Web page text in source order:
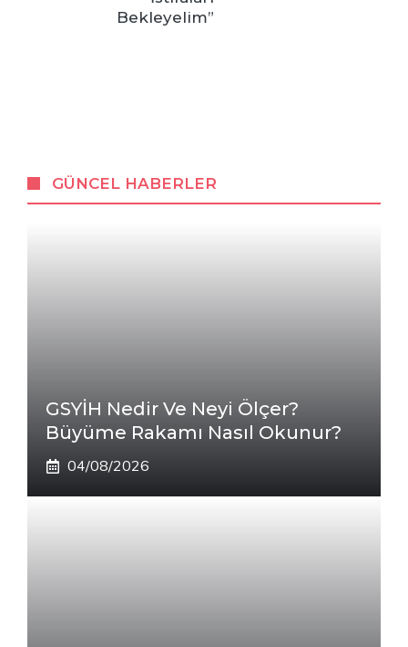
Bekleyelim”
GÜNCEL HABERLER
GSYİH Nedir Ve Neyi Ölçer?
Büyüme Rakamı Nasıl Okunur?
04/08/2026